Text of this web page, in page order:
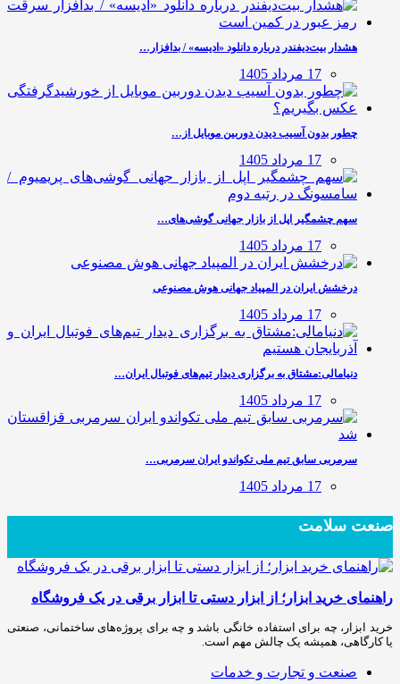
هشدار بیت‌دیفندر درباره دانلود «ادیسه» / بدافزار…
17 مرداد 1405
چطور بدون آسیب دیدن دوربین موبایل از…
17 مرداد 1405
سهم چشمگیر اپل از بازار جهانی گوشی‌های…
17 مرداد 1405
درخشش ایران در المپیاد جهانی هوش مصنوعی
17 مرداد 1405
دنیامالی:مشتاق به برگزاری دیدار تیم‌های فوتبال ایران…
17 مرداد 1405
سرمربی سابق تیم ملی تکواندو ایران سرمربی…
17 مرداد 1405
صنعت سلامت
راهنمای خرید ابزار؛ از ابزار دستی تا ابزار برقی در یک فروشگاه
خرید ابزار، چه برای استفاده خانگی باشد و چه برای پروژه‌های ساختمانی، صنعتی
یا کارگاهی، همیشه یک چالش مهم است.
صنعت و تجارت و خدمات